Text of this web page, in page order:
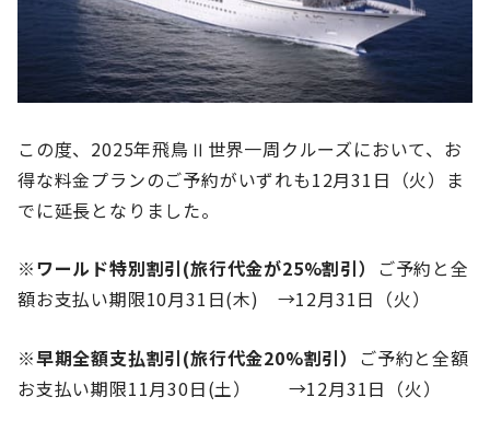
この度、2025年飛鳥Ⅱ世界一周クルーズにおいて、お
得な料金プランのご予約がいずれも12月31日（火）ま
でに延長となりました。
※ワールド特別割引(旅行代金が25%割引）
ご予約と全
額お支払い期限10月31日(木) →12月31日（火）
※早期全額支払割引(旅行代金20%割引）
ご予約と全額
お支払い期限11月30日(土） →12月31日（火）